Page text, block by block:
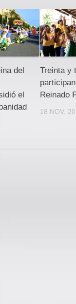
del
el
Treinta y
Reinado
18 NOV,